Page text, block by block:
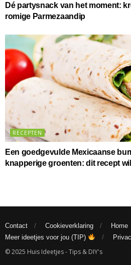
Dé partysnack van het moment:
romige Parmezaandip
RECEPTEN
Een goedgevulde Mexicaanse
knapperige groenten: dit recept
Contact Cookieverklaring
Home
Meer ideetjes voor jou (TIP)
© 2025 Huis Ideetjes - Tips & DIY's